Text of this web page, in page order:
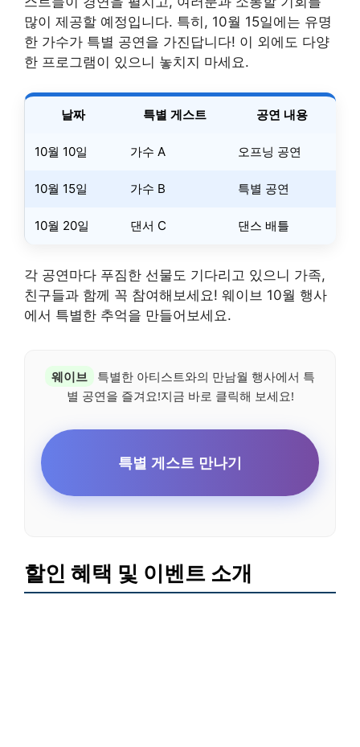
많이 제공할 예정입니다. 특히, 10월 15일에는 유명
한 가수가 특별 공연을 가진답니다! 이 외에도 다양
한 프로그램이 있으니 놓치지 마세요.
날짜 특별 게스트 공연 내용
10월 10일 가수 A 오프닝 공연
10월 15일 가수 B 특별 공연
10월 20일 댄서 C 댄스 배틀
각 공연마다 푸짐한 선물도 기다리고 있으니 가족,
친구들과 함께 꼭 참여해보세요! 웨이브 10월 행사
에서 특별한 추억을 만들어보세요.
웨이브
특별한 아티스트와의 만남월 행사에서 특
별 공연을 즐겨요!지금 바로 클릭해 보세요!
특별 게스트 만나기
할인 혜택 및 이벤트 소개